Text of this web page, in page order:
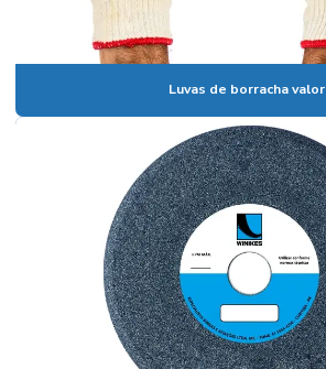
Fornecedor de serra fita
Lamina serra fita estiletada para madeira
Luva de borracha preço
Luva de borracha preta
Luva pigmentada branca
Luva pigmentada preta
Luva pigmentada preta ncm
Luva pigmentada preta preço
Luvas de borracha valor